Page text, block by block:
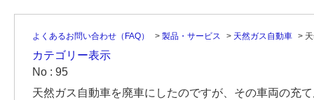
よくあるお問い合わせ（FAQ） > 製品・サービス > 天然ガス自動車 >
カテゴリー表示
No : 95
天然ガス自動車を廃車にしたのですが、その車両の充